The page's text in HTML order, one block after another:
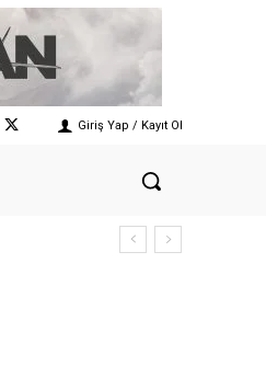
Giriş Yap / Kayıt Ol